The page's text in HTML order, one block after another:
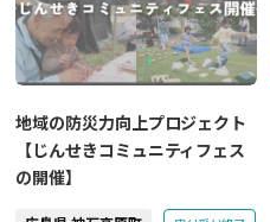
地域の防災力向上プロジェクト
【じんせきコミュニティフェス
の開催】